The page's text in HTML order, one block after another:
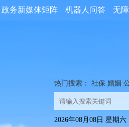
无
机器人问答
政务新媒体矩阵
热门搜索： 社保 婚姻
2026年08月08日 星期六